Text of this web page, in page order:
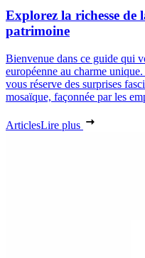
Explorez la richesse de
patrimoine
Bienvenue dans ce guide qui
européenne au charme
vous réserve des surprises
mosaïque, façonnée par les
ArticlesLire plus